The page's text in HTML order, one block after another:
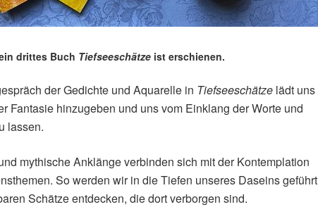
drittes Buch Tiefseeschätzeist erschienen.
der Gedichte und Aquarelle in Tiefseeschätze lädt uns
Fantasie hinzugeben und uns vom Einklang der Worte und
lassen.
mythische Anklänge verbinden sich mit der Kontemplation
So werden wir in die Tiefen unseres Daseins geführt
Schätze entdecken, die dort verborgen sind.